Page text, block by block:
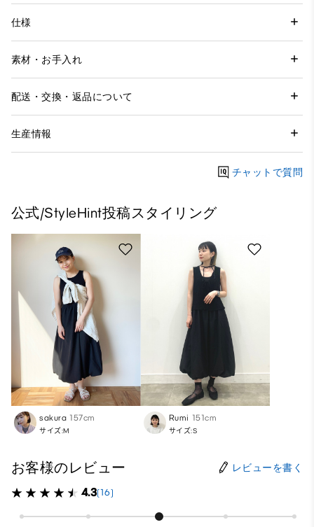
仕様
素材・お手入れ
配送・交換・返品について
生産情報
チャットで質問
公式/StyleHint投稿スタイリング
sakura 157cm
サイズ:M
Rumi 151cm
サイズ:S
お客様のレビュー レビューを書く
4.3(16)